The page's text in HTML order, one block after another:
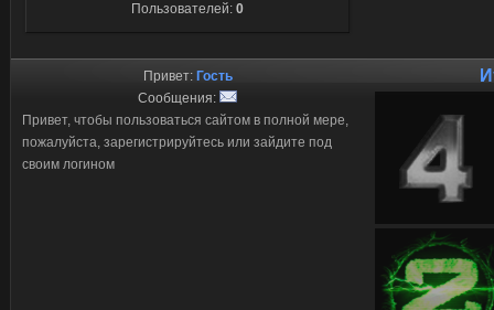
Пользователей: 0
Привет: Гость
Сообщения:
Привет, чтобы пользоваться сайтом в полной мере,
пожалуйста, зарегистрируйтесь или зайдите под
своим логином